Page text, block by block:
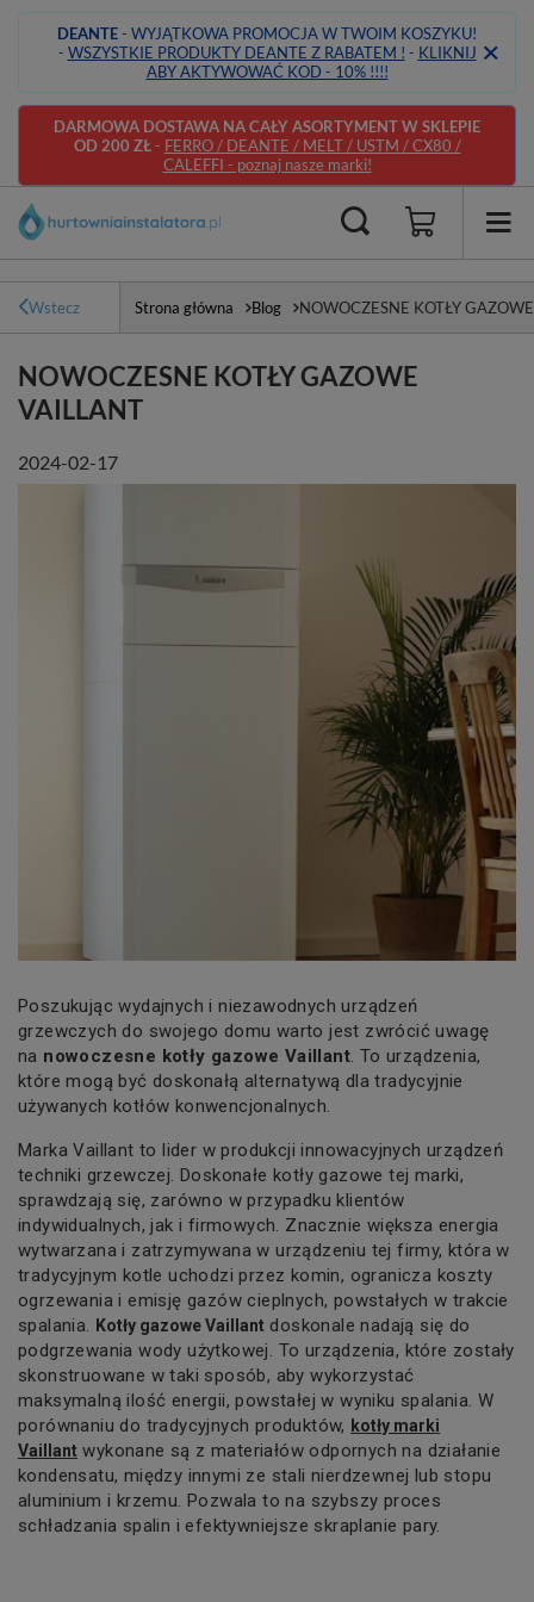
DEANTE- WYJĄTKOWA PROMOCJA W TWOIM KOSZYKU!
- WSZYSTKIE PRODUKTY DEANTE Z RABATEM ! - KLIKNIJ
ABY AKTYWOWAĆ KOD - 10% !!!!
DARMOWA DOSTAWA NA CAŁY ASORTYMENT W SKLEPIE
OD 200 ZŁ- FERRO / DEANTE / MELT / USTM / CX80 /
CALEFFI - poznaj nasze marki!
Wstecz Strona główna Blog NOWOCZESNE KOTŁY
NOWOCZESNE KOTŁY GAZOWE
VAILLANT
2024-02-17
Poszukując wydajnych i niezawodnych urządzeń
grzewczych do swojego domu warto jest zwrócić uwagę
na nowoczesne kotły gazowe Vaillant. To urządzenia,
które mogą być doskonałą alternatywą dla tradycyjnie
używanych kotłów konwencjonalnych.
Marka Vaillant to lider w produkcji innowacyjnych urządzeń
techniki grzewczej. Doskonałe kotły gazowe tej marki,
sprawdzają się, zarówno w przypadku klientów
indywidualnych, jak i firmowych. Znacznie większa energia
wytwarzana i zatrzymywana w urządzeniu tej firmy, która w
tradycyjnym kotle uchodzi przez komin, ogranicza koszty
ogrzewania i emisję gazów cieplnych, powstałych w trakcie
spalania. Kotły gazowe Vaillant doskonale nadają się do
podgrzewania wody użytkowej. To urządzenia, które zostały
skonstruowane w taki sposób, aby wykorzystać
maksymalną ilość energii, powstałej w wyniku spalania. W
porównaniu do tradycyjnych produktów, kotły marki
Vaillant wykonane są z materiałów odpornych na działanie
kondensatu, między innymi ze stali nierdzewnej lub stopu
aluminium i krzemu. Pozwala to na szybszy proces
schładzania spalin i efektywniejsze skraplanie pary.